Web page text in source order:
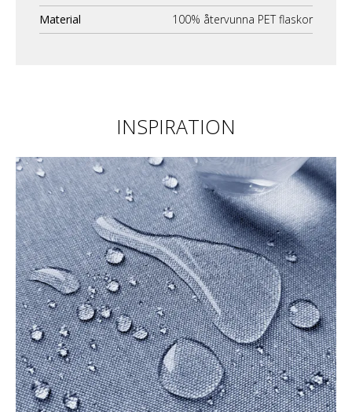
Material
100% återvunna PET flaskor
INSPIRATION